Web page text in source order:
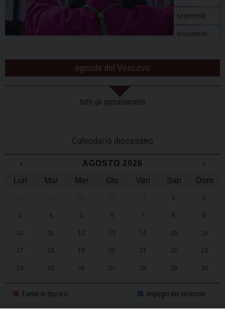
segreteria
documenti
agenda del Vescovo
tutti gli appuntamenti
Calendario diocesano
‹ AGOSTO 2026
›
Lun
Mar Mer Gio Ven Sab Dom
1 2
3 4 5 6 7 8 9
10 11 12 13 14 15 16
17 18 19 20 21 22 23
24 25 26 27 28 29 30
31 1 2 3 4 5 6
Eventi in diocesi Impegni del vescovo